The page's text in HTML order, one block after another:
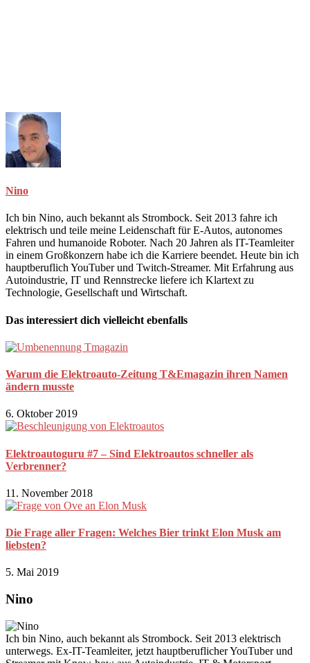
Nino
Ich bin Nino, auch bekannt als Strombock. Seit 2013 fahre ich
elektrisch und teile meine Leidenschaft für E-Autos, autonomes
Fahren und humanoide Roboter. Nach 20 Jahren als IT-Teamleiter
in einem Großkonzern habe ich die Karriere beendet. Heute bin ich
hauptberuflich YouTuber und Twitch-Streamer. Mit Erfahrung aus
Autoindustrie, IT und Rennstrecke liefere ich Klartext zu
Technologie, Gesellschaft und Wirtschaft.
Das interessiert dich vielleicht ebenfalls
Warum die Elektroauto-Zeitung T&Emagazin ihren Namen
ändern musste
6. Oktober 2019
Elektroautoguru #7 – Sind Elektroautos schneller als
Verbrenner?
11. November 2018
Die Frage aller Fragen: Welches Bier trinkt Elon Musk am
liebsten?
5. Mai 2019
Nino
Ich bin Nino, auch bekannt als Strombock. Seit 2013 elektrisch
unterwegs. Ex-IT-Teamleiter, jetzt hauptberuflicher YouTuber und